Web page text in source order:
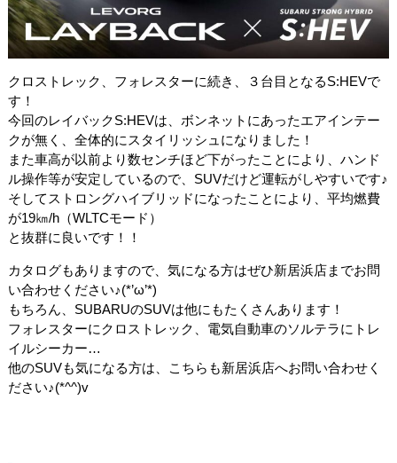
クロストレック、フォレスターに続き、３台目となるS:HEVで
す！
今回のレイバックS:HEVは、ボンネットにあったエアインテー
クが無く、全体的にスタイリッシュになりました！
また車高が以前より数センチほど下がったことにより、ハンド
ル操作等が安定しているので、SUVだけど運転がしやすいです♪
そしてストロングハイブリッドになったことにより、平均燃費
が19㎞/h（WLTCモード）
と抜群に良いです！！
カタログもありますので、気になる方はぜひ新居浜店までお問
い合わせください♪(*’ω’*)
もちろん、SUBARUのSUVは他にもたくさんあります！
フォレスターにクロストレック、電気自動車のソルテラにトレ
イルシーカー…
他のSUVも気になる方は、こちらも新居浜店へお問い合わせく
ださい♪(*^^)v